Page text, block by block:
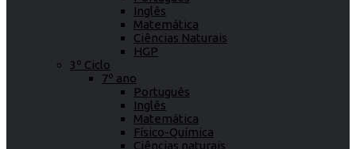
Inglês
Matemática
Ciências Naturais
HGP
3º Ciclo
7º ano
Português
Inglês
Matemática
Físico-Química
Ciências naturais